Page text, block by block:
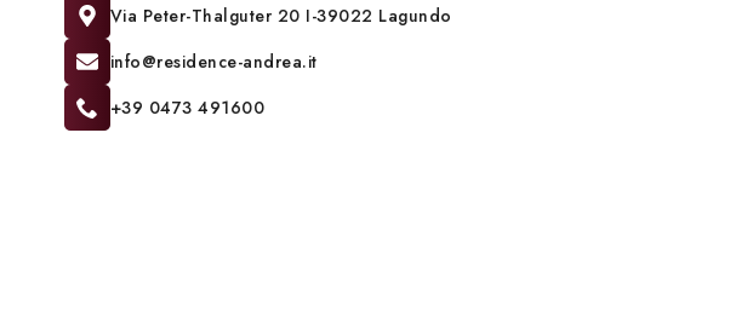
Via Peter-Thalguter 20 I-39022 Lagundo
info@residence-andrea.it
+39 0473 491600